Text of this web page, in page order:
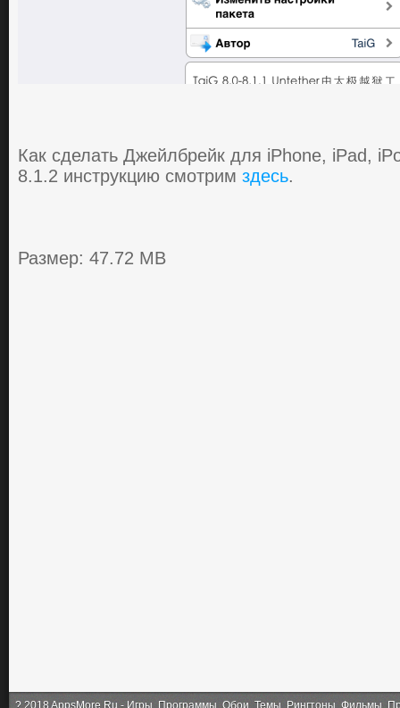
Как сделать Джейлбрейк для iPhone, iPad,
8.1.2 инструкцию смотрим здесь.
Размер: 47.72 MB
? 2018 AppsMore.Ru - Игры, Программы, Обои, Темы, Рингтоны, Фильмы,